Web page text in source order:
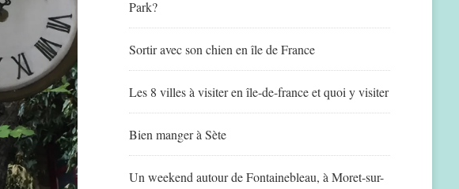
Park?
Sortir avec son chien en île de France
Les 8 villes à visiter en île-de-france et quoi y visiter
Bien manger à Sète
Un weekend autour de Fontainebleau, à Moret-sur-